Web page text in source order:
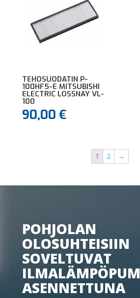
TEHOSUODATIN P-
100HF5-E MITSUBISHI
ELECTRIC LOSSNAY VL-
100
90,00 €
1 2 →
POHJOLAN
OLOSUHTEISIIN
SOVELTUVAT
ASENNETTUNA